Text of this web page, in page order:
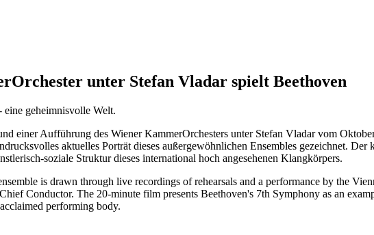
unter Stefan Vladar spielt Beethoven
eine geheimnisvolle Welt.
einer Aufführung des Wiener KammerOrchesters unter Stefan Vladar vom
aktuelles Porträt dieses außergewöhnlichen Ensembles gezeichnet.
soziale Struktur dieses international hoch angesehenen Klangkörpers.
is drawn through live recordings of rehearsals and a performance by the
Conductor. The 20-minute film presents Beethoven's 7th Symphony as an
performing body.